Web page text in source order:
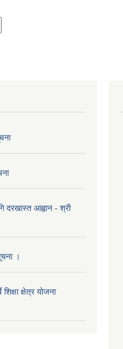
दरखास्त आह्वान - श्री
।
क्षेत्र योजना